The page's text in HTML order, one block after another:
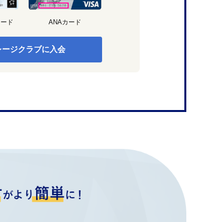
ド ANAカード
ジクラブに入会